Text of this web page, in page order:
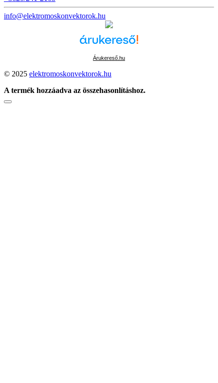
info@elektromoskonvektorok.hu
Árukereső.hu
© 2025 elektromoskonvektorok.hu
A termék hozzáadva az összehasonlításhoz.